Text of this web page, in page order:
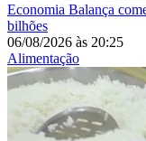
Economia Balança
bilhões
06/08/2026 às 20:25
Alimentação